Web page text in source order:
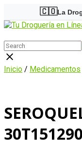
content
🇨🇴La
Home
Menu
Search
for:
Search
for:
Close
search
bar
Inicio / Medicamentos
30T151290